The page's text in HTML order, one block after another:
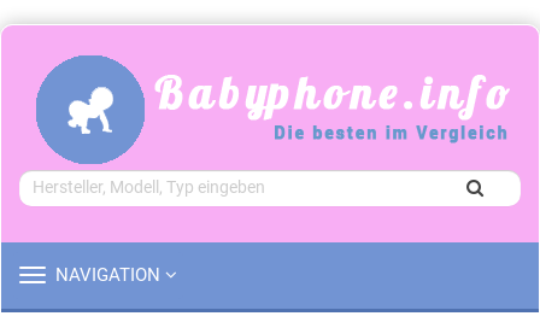
TOGGLE
NAVIGATION